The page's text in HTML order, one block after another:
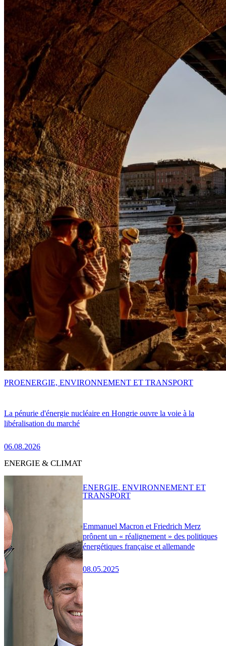
La pénurie d'énergie nucléaire en Hongrie ouvre la voie à la
libéralisation du marché
06.08.2026
PROENERGIE, ENVIRONNEMENT ET TRANSPORT
ENERGIE & CLIMAT
Emmanuel Macron et Friedrich Merz
prônent un « réalignement » des politiques
énergétiques française et allemande
08.05.2025
ENERGIE, ENVIRONNEMENT ET
TRANSPORT